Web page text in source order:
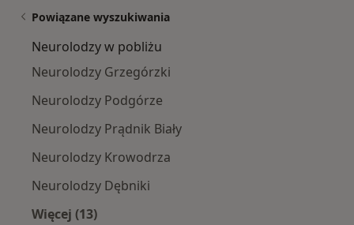
Powiązane wyszukiwania
Neurolodzy w pobliżu
Neurolodzy Grzegórzki
Neurolodzy Podgórze
Neurolodzy Prądnik Biały
Neurolodzy Krowodrza
Neurolodzy Dębniki
Więcej (13)